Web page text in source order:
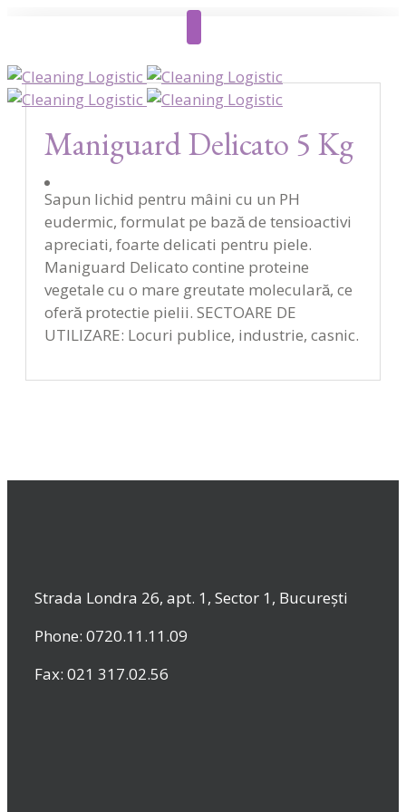
Maniguard Delicato 5 Kg
Sapun lichid pentru mâini cu un PH
eudermic, formulat pe bază de tensioactivi
apreciati, foarte delicati pentru piele.
Maniguard Delicato contine proteine
vegetale cu o mare greutate moleculară, ce
oferă protectie pielii. SECTOARE DE
UTILIZARE: Locuri publice, industrie, casnic.
Strada Londra 26, apt. 1, Sector 1, București
Phone: 0720.11.11.09
Fax: 021 317.02.56